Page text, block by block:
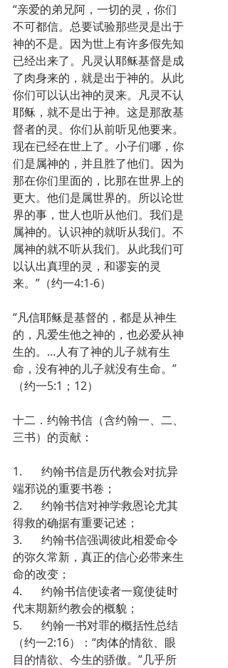
“亲爱的弟兄阿，一切的灵，你们
不可都信。总要试验那些灵是出于
神的不是。因为世上有许多假先知
已经出来了。凡灵认耶稣基督是成
了肉身来的，就是出于神的。从此
你们可以认出神的灵来。凡灵不认
耶稣，就不是出于神。这是那敌基
督者的灵。你们从前听见他要来。
现在已经在世上了。小子们哪，你
们是属神的，并且胜了他们。因为
那在你们里面的，比那在世界上的
更大。他们是属世界的。所以论世
界的事，世人也听从他们。我们是
属神的。认识神的就听从我们。不
属神的就不听从我们。从此我们可
以认出真理的灵，和谬妄的灵
来。”（约一4:1-6）
“凡信耶稣是基督的，都是从神生
的，凡爱生他之神的，也必爱从神
生的。…人有了神的儿子就有生
命，没有神的儿子就没有生命。”
（约一5:1；12）
十二．约翰书信（含约翰一、二、
三书）的贡献：
1.	约翰书信是历代教会对抗异
端邪说的重要书卷；
2.	约翰书信对神学救恩论尤其
得救的确据有重要记述；
3.	约翰书信强调彼此相爱命令
的弥久常新，真正的信心必带来生
命的改变；
4.	约翰书信使读者一窥使徒时
代末期新约教会的概貌；
5.	约翰一书对罪的概括性总结
（约一2:16）：“肉体的情欲、眼
目的情欲、今生的骄傲。”几乎所